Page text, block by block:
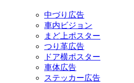
中づり広告
車内ビジョン
まど上ポスター
つり革広告
ドア横ポスター
車体広告
ステッカー広告